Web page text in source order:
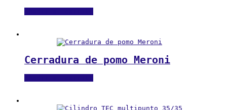
Cerradura de pomo Meroni